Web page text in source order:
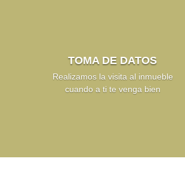
TOMA DE DATOS
Realizamos la visita al inmueble
cuando a ti te venga bien